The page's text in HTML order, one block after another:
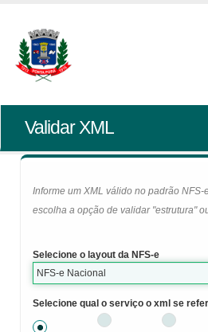
Validar XML
Informe um XML válido no padrão
escolha a opção de validar "estrutura"
Selecione o layout da NFS-e
NFS-e Nacional
Selecione qual o serviço o xml se